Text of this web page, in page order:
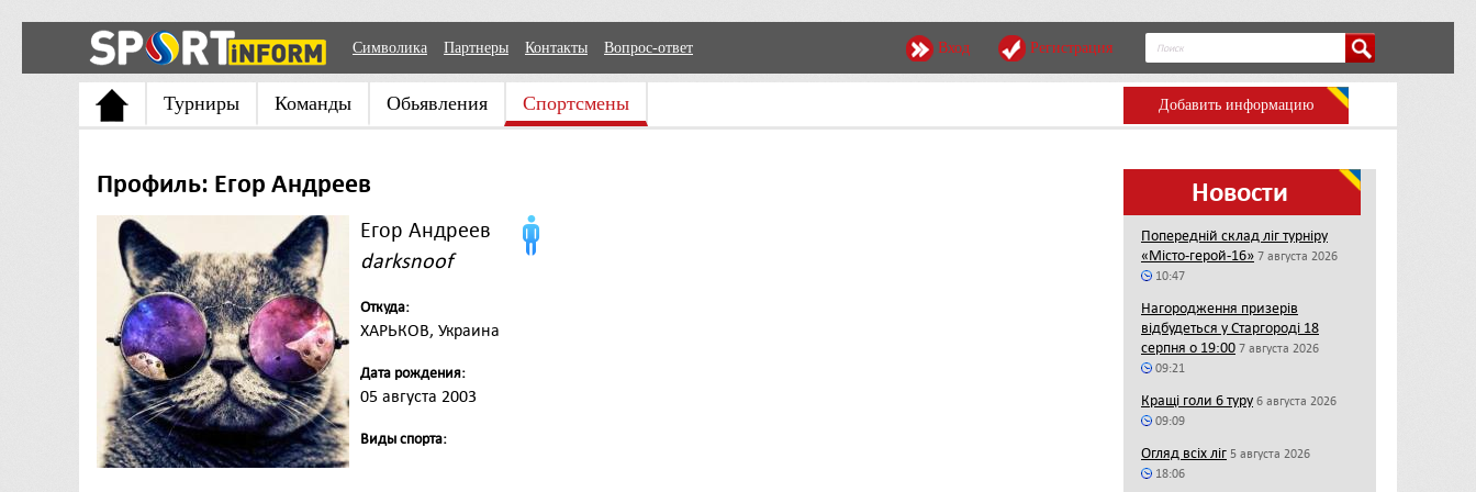
Символика Партнеры Контакты Вопрос-ответ Вход Регистрация
Турниры Команды Обьявления Спортсмены Добавить информацию
Профиль: Егор Андреев
Егор Андреев
darksnoof
Откуда:
ХАРЬКОВ, Украина
Дата рождения:
05 августа 2003
Виды спорта:
Новости
Попередній склад ліг турніру
«Місто-герой-16» 7 августа 2026
10:47
Нагородження призерів
відбудеться у Старгороді 18
серпня о 19:00 7 августа 2026
09:21
Кращі голи 6 туру 6 августа 2026
09:09
Огляд всіх ліг 5 августа 2026
18:06